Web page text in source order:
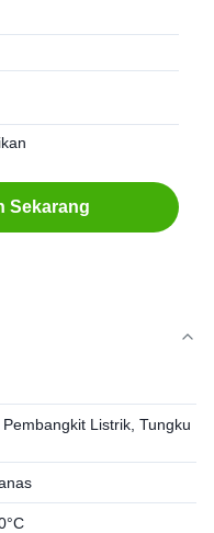
Sekarang
Listrik, Tungku